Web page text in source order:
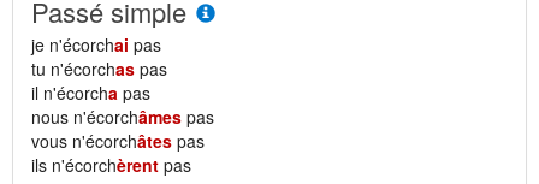
Passé simple
je n'écorchai pas
tu n'écorchas pas
il n'écorcha pas
nous n'écorchâmes pas
vous n'écorchâtes pas
ils n'écorchèrent pas